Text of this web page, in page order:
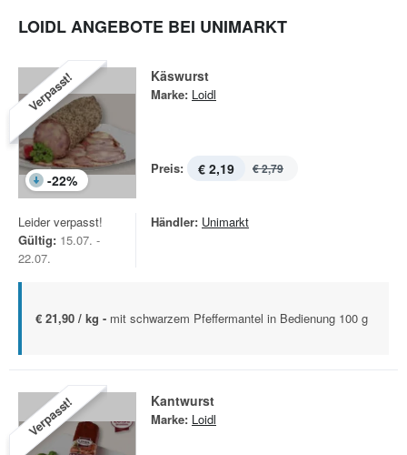
LOIDL ANGEBOTE BEI UNIMARKT
Verpasst!
-22%
Käswurst
Marke: Loidl
Preis: € 2,19 € 2,79
Leider verpasst!
Gültig: 15.07. -
22.07.
Händler: Unimarkt
€ 21,90 / kg - mit schwarzem Pfeffermantel in Bedienung 100 g
Verpasst! Kantwurst
Marke: Loidl